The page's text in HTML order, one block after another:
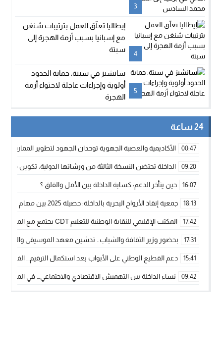
3
4
إيطاليا تعلّق العمل بترتيبات شنغن
مع إسبانيا بسبب أزمة الهجرة إلى
سبتة
5
سانشيز في سبتة: حماية الحدود
أولوية وإجراءات عاجلة لاحتواء أزمة
الهجرة
24 ساعة
00:47 الأكاديمية والعصبة الجهوية توحدان الجهود لتطوير الممارسة
09:20 الداخلة تحتضن النسخة الثالثة من ورشاتها الدولية: تكوين
16:07 حين يتأخر الدعم: كسابة الداخلة بين الأمل والقلق ؟
18:13 جمعية إنقاذ الأرواح البحرية بالداخلة: حصيلة 2025 بين مهام الإنقاذ ومشروع “دار البحار”
17:42 المكتب الإقليمي للنقابة الوطنية للتعليم CDT يجتمع مع المدير الإقليمي لمناقشة ملفات جوهرية لنساء ورجال التعليم
17:31 بحضور وزير الثقافة والشباب.. تدشين معهد الموسيقى والفنون
15:41 دعم القطيع الوطني على الأبواب بعد استكمال الترقيم…
09:42 نساء الداخلة بين التهميش الاقتصادي والاجتماعي… في المؤسسات